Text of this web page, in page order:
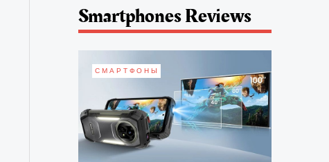
Smartphones Reviews
СМАРТФОНЫ